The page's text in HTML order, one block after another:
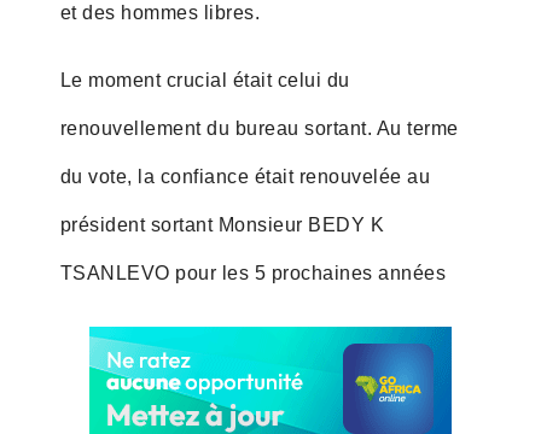
et des hommes libres.
Le moment crucial était celui du
renouvellement du bureau sortant. Au terme
du vote, la confiance était renouvelée au
président sortant Monsieur BEDY K
TSANLEVO pour les 5 prochaines années